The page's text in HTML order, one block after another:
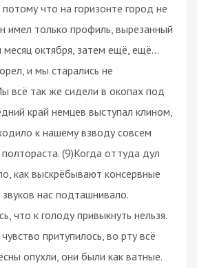
что на горизонте город не
имел только профиль, вырезанный
месяц октября, затем ещё, ещё…
и мы старались не
всё так же сидели в окопах под
край немцев выступал клином,
к нашему взводу совсем
(9)Когда оттуда дул
как выскрёбывают консервные
нас подташнивало.
что к голоду привыкнуть нельзя.
притупилось, во рту всё
опухли, они были как ватные.